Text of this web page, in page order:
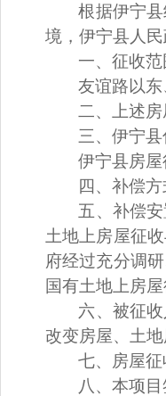
根据伊宁
境，伊宁县人
一、征收范
友谊路以
二、上述
三、伊宁
伊宁县房
四、补偿
五、补偿
土地上房屋征
府经过充分调
国有土地上房
六、被征
改变房屋、土
七、房屋
八、本项